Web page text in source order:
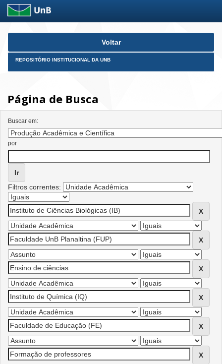
Skip
Voltar
REPOSITÓRIO INSTITUCIONAL DA UNB
Página de Busca
Buscar em:
por
Filtros correntes: